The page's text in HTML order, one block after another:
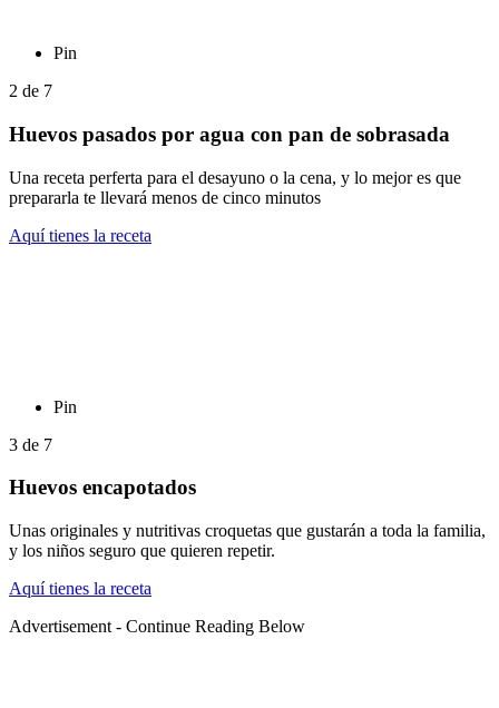
Pin
2 de 7
Huevos pasados por agua con pan de sobrasada
Una receta perferta para el desayuno o la cena, y lo mejor es que
prepararla te llevará menos de cinco minutos
Aquí tienes la receta
Pin
3 de 7
Huevos encapotados
Unas originales y nutritivas croquetas que gustarán a toda la familia,
y los niños seguro que quieren repetir.
Aquí tienes la receta
Advertisement - Continue Reading Below